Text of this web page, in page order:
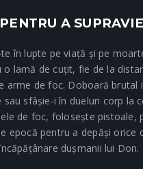
A
în lupte pe viață și pe
o lamă de cuțit, fie de la
arme de foc. Doboară brutal
sau sfâșie-i în dueluri corp la
de foc, folosește pistoale,
epocă pentru a depăși orice
dușmanii lui Don.